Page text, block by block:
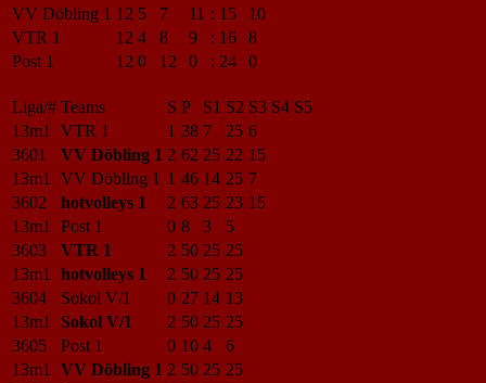
VV Döbling 1 12 5 7 11 : 15
10
VTR 1
12 4 8 9 : 16
8
Post 1
12 0 12 0 : 24 0
Liga/# Teams S P S1 S2 S3 S4 S5
13m1
VTR 1 1 38 7 25 6
3601
VV Döbling 1 2 62 25 22 15
13m1
VV Döbling 1 1 46 14 25 7
3602
hotvolleys 1 2 63 25 23 15
13m1
Post 1 0 8 3
5
3603
VTR 1 2 50 25 25
13m1
hotvolleys 1 2 50 25 25
3604
Sokol V/1 0 27 14 13
13m1
Sokol V/1 2 50 25 25
3605
Post 1 0 10 4
6
13m1
VV Döbling 1 2 50 25 25